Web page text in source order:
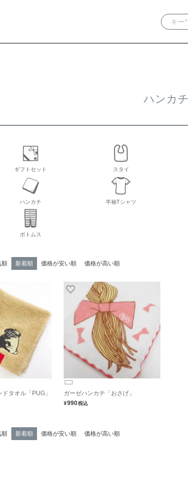
ハンカチ
ギフトセット スタイ
ハンカチ 半袖Tシャツ
ボトムス
順 新着順 価格が安い順 価格が高い順
タオル「PUG」 ガーゼハンカチ「おさげ」
¥990税込
順 新着順 価格が安い順 価格が高い順